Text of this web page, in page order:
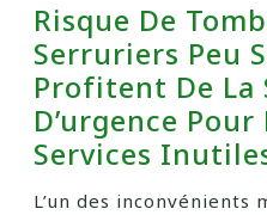
Risque De
Serruriers Peu
Profitent De La
D’urgence
Services
L’un des inconvénients